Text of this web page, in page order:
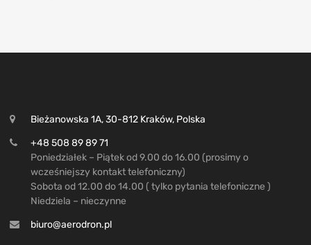
Bieżanowska 1A, 30-812 Kraków, Polska
+48 508 89 89 71
Poniedziałek – Piątek od 9.00 do 16.00 (prosimy o
wcześniejszy kontakt telefoniczny)
Sobota od 12.00 do 14.00 ( tylko pytania telefoniczne )
Niedziela – nieczynne
biuro@aerodron.pl